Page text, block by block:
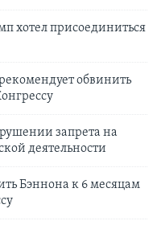
хотел присоединиться
обвинить
запрета на
деятельности
Бэннона к 6 месяцам